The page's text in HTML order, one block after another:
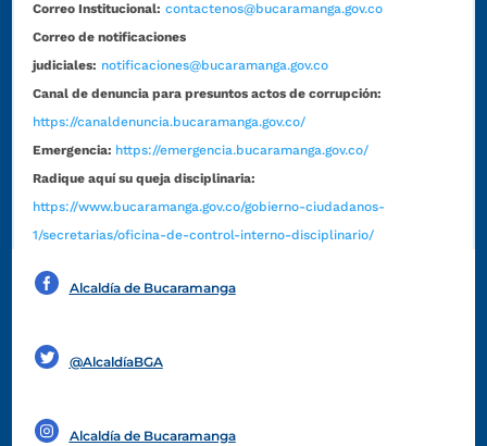
Correo Institucional: contactenos@bucaramanga.gov.co
Correo de notificaciones
judiciales: notificaciones@bucaramanga.gov.co
Canal de denuncia para presuntos actos de corrupción:
https://canaldenuncia.bucaramanga.gov.co/
Emergencia: https://emergencia.bucaramanga.gov.co/
Radique aquí su queja disciplinaria:
https://www.bucaramanga.gov.co/gobierno-ciudadanos-
1/secretarias/oficina-de-control-interno-disciplinario/
Alcaldía de Bucaramanga
@AlcaldíaBGA
Alcaldía de Bucaramanga